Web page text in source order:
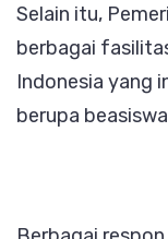
Selain itu,
berbagai
Indonesia yang
berupa